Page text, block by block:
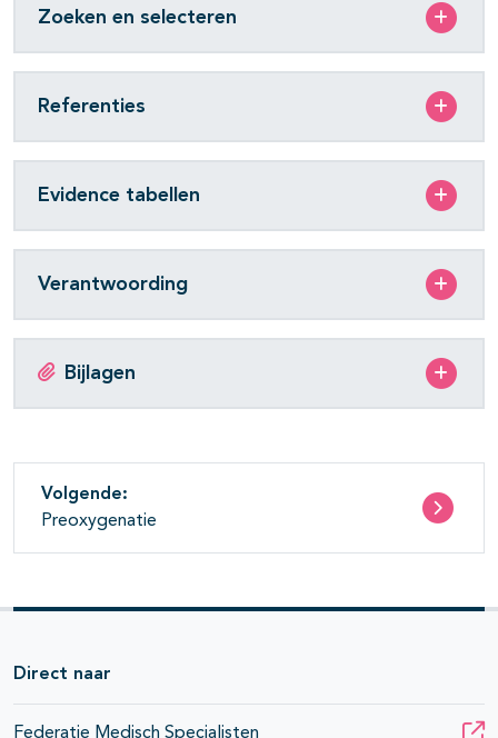
Zoeken en selecteren
Referenties
Evidence tabellen
Verantwoording
Bijlagen
Volgende:
Preoxygenatie
Direct naar
Federatie Medisch Specialisten